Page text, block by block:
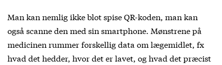
Man kan nemlig ikke blot spise QR-koden, man kan
også scanne den med sin smartphone. Mønstrene på
medicinen rummer forskellig data om lægemidlet, fx
hvad det hedder, hvor det er lavet, og hvad det præcist